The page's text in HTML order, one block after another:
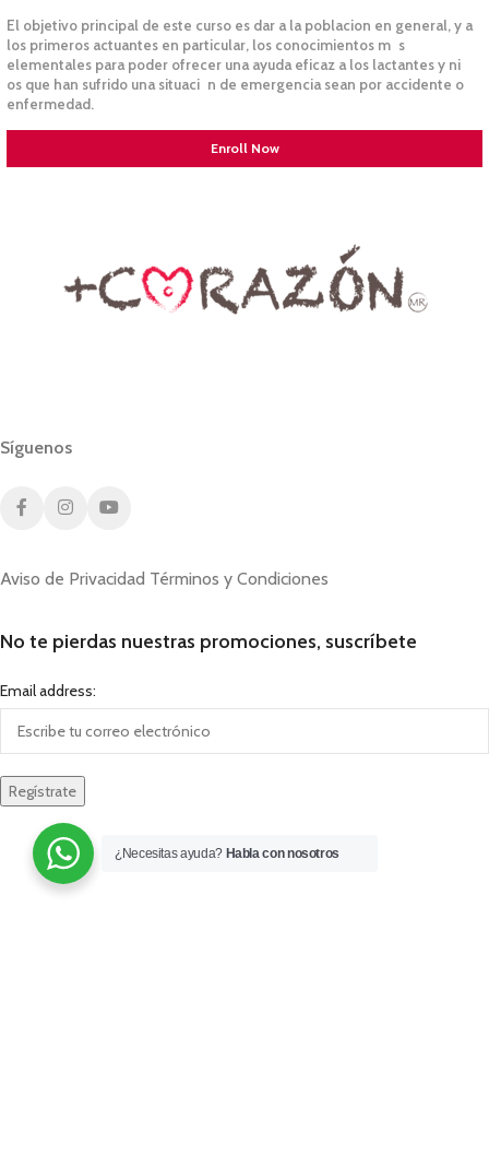
El objetivo principal de este curso es dar a la poblacion en general, y a
los primeros actuantes en particular, los conocimientos m s
elementales para poder ofrecer una ayuda eficaz a los lactantes y ni
os que han sufrido una situaci n de emergencia sean por accidente o
enfermedad.
Enroll Now
Síguenos
Aviso de Privacidad Términos y Condiciones
No te pierdas nuestras promociones, suscríbete
Email address:
¿Necesitas ayuda? Habla con nosotros